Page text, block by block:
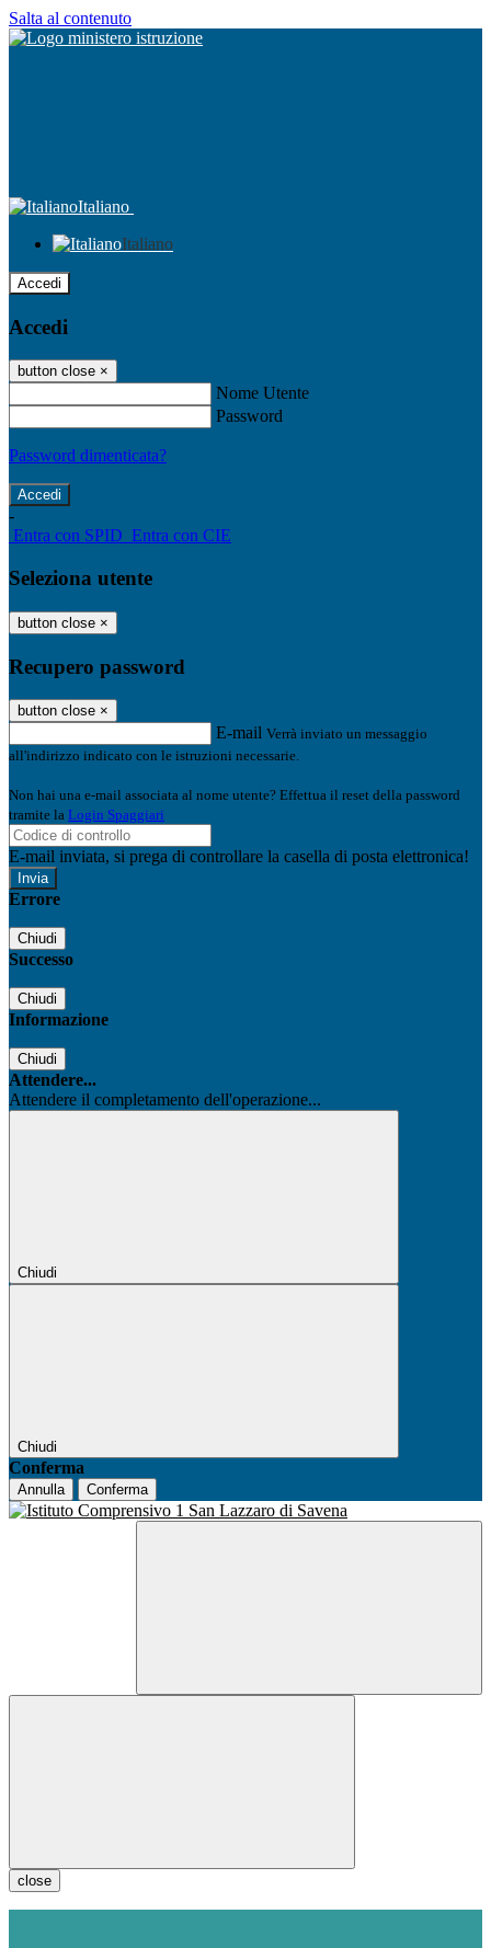
Salta al contenuto
Italiano
Italiano
Accedi
Accedi
button close ×
Nome Utente
Password
Password dimenticata?
-
Entra con SPID Entra con CIE
Seleziona utente
button close ×
Recupero password
button close ×
E-mail Verrà inviato un messaggio
all'indirizzo indicato con le istruzioni necessarie.
Non hai una e-mail associata al nome utente? Effettua il reset della password
tramite la Login Spaggiari
E-mail inviata, si prega di controllare la casella di posta elettronica!
Errore
Chiudi
Successo
Chiudi
Informazione
Chiudi
Attendere...
Attendere il completamento dell'operazione...
Chiudi
Chiudi
Conferma
Annulla Conferma
close